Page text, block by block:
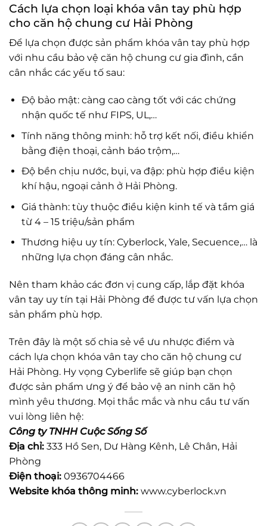
Cách lựa chọn loại khóa vân tay phù hợp
cho căn hộ chung cư Hải Phòng
Để lựa chọn được sản phẩm khóa vân tay phù hợp
với nhu cầu bảo vệ căn hộ chung cư gia đình, cần
cân nhắc các yếu tố sau:
Độ bảo mật: càng cao càng tốt với các chứng
nhận quốc tế như FIPS, UL,…
Tính năng thông minh: hỗ trợ kết nối, điều khiển
bằng điện thoại, cảnh báo trộm,…
Độ bền chịu nước, bụi, va đập: phù hợp điều kiện
khí hậu, ngoại cảnh ở Hải Phòng.
Giá thành: tùy thuộc điều kiện kinh tế và tầm giá
từ 4 – 15 triệu/sản phẩm
Thương hiệu uy tín: Cyberlock, Yale, Secuence,… là
những lựa chọn đáng cân nhắc.
Nên tham khảo các đơn vị cung cấp, lắp đặt khóa
vân tay uy tín tại Hải Phòng để được tư vấn lựa chọn
sản phẩm phù hợp.
Trên đây là một số chia sẻ về ưu nhược điểm và
cách lựa chọn khóa vân tay cho căn hộ chung cư
Hải Phòng. Hy vọng Cyberlife sẽ giúp bạn chọn
được sản phẩm ưng ý để bảo vệ an ninh căn hộ
mình yêu thương. Mọi thắc mắc và nhu cầu tư vấn
vui lòng liên hệ:
Công ty TNHH Cuộc Sống Số
Địa chỉ: 333 Hồ Sen, Dư Hàng Kênh, Lê Chân, Hải
Phòng
Điện thoại: 0936704466
Website khóa thông minh: www.cyberlock.vn